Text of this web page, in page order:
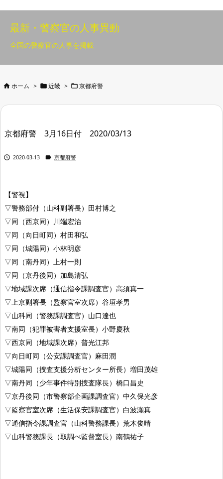
最新・警察官の人事異動
全国の警察官の人事を掲載
 ホーム >  近畿 >  京都府警
京都府警 3月16日付 2020/03/13
 2020-03-13  京都府警
【警視】
▽警務部付（山科副署長）田村博之
▽同（西京同）川端宏治
▽同（向日町同）村田和弘
▽同（城陽同）小林明彦
▽同（南丹同）上村一則
▽同（京丹後同）加島清弘
▽地域課次席（通信指令課調査官）高須真一
▽上京副署長（監察官室次席）谷垣孝男
▽山科同（警務課調査官）山口達也
▽南同（犯罪被害者支援室長）小野慶秋
▽西京同（地域課次席）普光江邦
▽向日町同（公安課調査官）麻田潤
▽城陽同（捜査支援分析センター所長）増田茂雄
▽南丹同（少年事件特別捜査隊長）橋口昌史
▽京丹後同（市警察部企画課調査官）中久保光彦
▽監察官室次席（生活保安課調査官）白波瀬真
▽通信指令課調査官（山科警務課長）荒木俊晴
▽山科警務課長（取調べ監督室長）南鶴祐子